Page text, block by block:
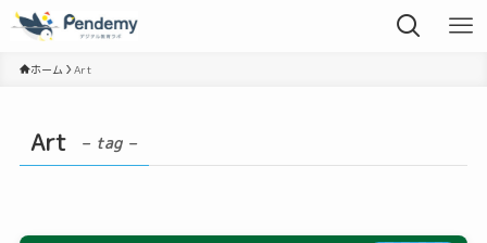
ホーム Art
Art – tag –